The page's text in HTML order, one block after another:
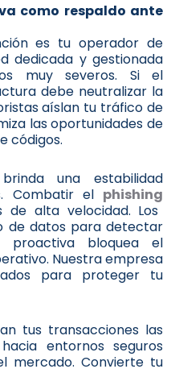
como respaldo ante
es tu operador de
dedicada y gestionada
muy severos. Si el
debe neutralizar la
aíslan tu tráfico de
las oportunidades de
códigos.
una estabilidad
Combatir el phishing
de alta velocidad. Los
de datos para detectar
proactiva bloquea el
Nuestra empresa
para proteger tu
tus transacciones las
entornos seguros
mercado. Convierte tu